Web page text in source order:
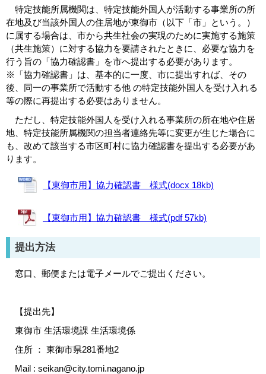
特定技能所属機関は、特定技能外国人が活動する事業所の所
在地及び当該外国人の住居地が東御市（以下「市」という。）
に属する場合は、市から共生社会の実現のために実施する施策
（共生施策）に対する協力を要請されたときに、必要な協力を
行う旨の「協力確認書」を市へ提出する必要があります。
※「協力確認書」は、基本的に一度、市に提出すれば、その
後、同一の事業所で活動する他 の特定技能外国人を受け入れる
等の際に再提出する必要はありません。
ただし、特定技能外国人を受け入れる事業所の所在地や住居
地、特定技能所属機関の担当者連絡先等に変更が生じた場合に
も、改めて該当する市区町村に協力確認書を提出する必要があ
ります。
【東御市用】協力確認書 様式(docx 18kb)
【東御市用】協力確認書 様式(pdf 57kb)
提出方法
窓口、郵便または電子メールでご提出ください。
【提出先】
東御市 生活環境課 生活環境係
住所 ： 東御市県281番地2
Mail : seikan@city.tomi.nagano.jp